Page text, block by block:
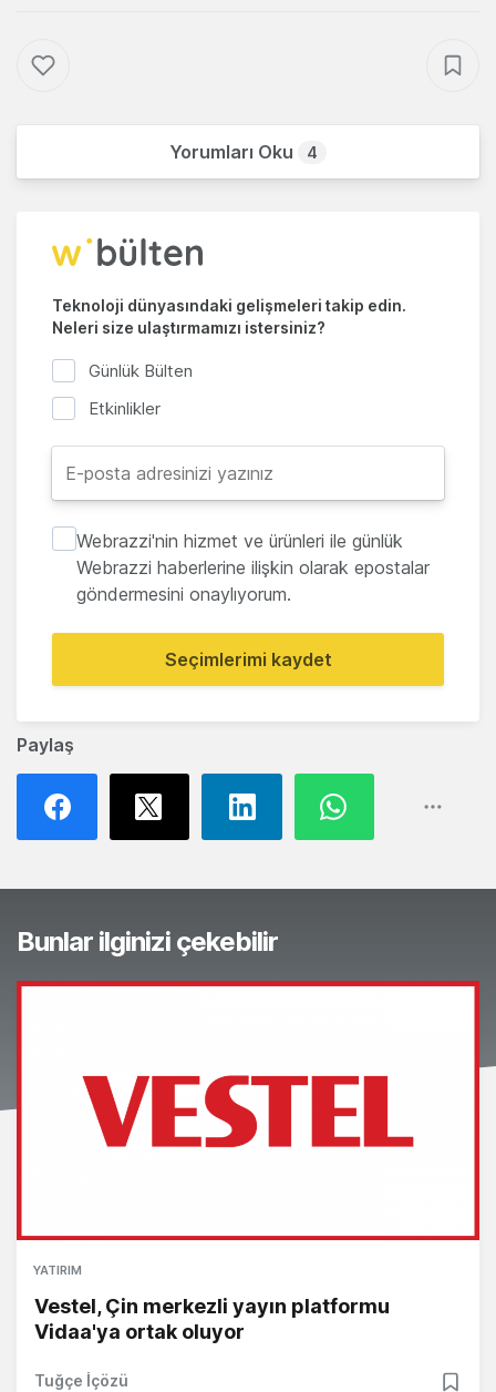
Paylaş
Yorumları Oku 4
Teknoloji dünyasındaki gelişmeleri takip edin.
Neleri size ulaştırmamızı istersiniz?
Günlük Bülten
Etkinlikler
Webrazzi'nin hizmet ve ürünleri ile günlük
Webrazzi haberlerine ilişkin olarak epostalar
göndermesini onaylıyorum.
Seçimlerimi kaydet
Bunlar ilginizi çekebilir
YATIRIM
Vestel, Çin merkezli yayın platformu
Vidaa'ya ortak oluyor
Tuğçe İçözü